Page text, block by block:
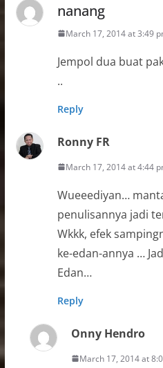
nanang
March 17, 2014 at 3:49
Jempol dua buat
..
Reply
Ronny FR
March 17, 2014 at 4:44
Wueeediyan…
penulisannya jadi
Wkkk, efek
ke-edan-annya …
Edan…
Reply
Onny Hendro
March 17, 2014 at